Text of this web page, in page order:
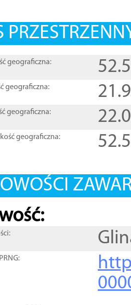
geograficzna:
geograficzna:
geograficzna:
geograficzna: